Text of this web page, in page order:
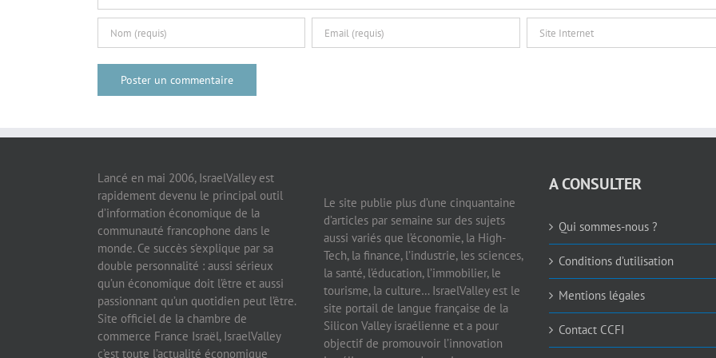
Lancé en mai 2006, IsraelValley est
rapidement devenu le principal outil
d’information économique de la
communauté francophone dans le
monde. Ce succès s’explique par sa
double personnalité : aussi sérieux
qu’un économique doit l’être et aussi
passionnant qu’un quotidien peut l’être.
Site officiel de la chambre de
commerce France Israël, IsraelValley
c’est toute l’actualité économique
Le site publie plus d’une cinquantaine
d’articles par semaine sur des sujets
aussi variés que l’économie, la High-
Tech, la finance, l’industrie, les sciences,
la santé, l’éducation, l’immobilier, le
tourisme, la culture… IsraelValley est le
site portail de langue française de la
Silicon Valley israélienne et a pour
objectif de promouvoir l’innovation
A CONSULTER
Qui sommes-nous ?
Conditions d’utilisation
Mentions légales
Contact CCFI